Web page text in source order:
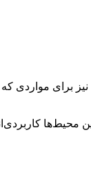
مواردی که